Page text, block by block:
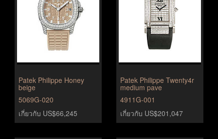
Patek Philippe Honey
beige
5069G-020
เกี่ยวกับ US$66,245
Patek Philippe Twenty4r
medium pave
4911G-001
เกี่ยวกับ US$201,047